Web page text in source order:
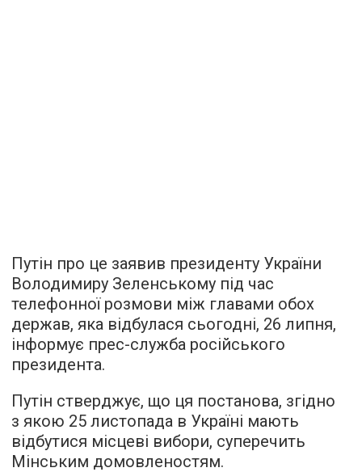
Путін про це заявив президенту України
Володимиру Зеленському під час
телефонної розмови між главами обох
держав, яка відбулася сьогодні, 26 липня,
інформує прес-служба російського
президента.
Путін стверджує, що ця постанова, згідно
з якою 25 листопада в Україні мають
відбутися місцеві вибори, суперечить
Мінським домовленостям.